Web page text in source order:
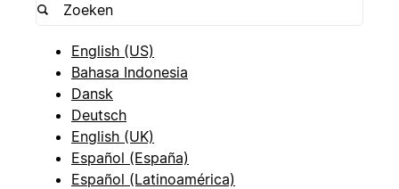
English (US)
Bahasa Indonesia
Dansk
Deutsch
English (UK)
Español (España)
Español (Latinoamérica)